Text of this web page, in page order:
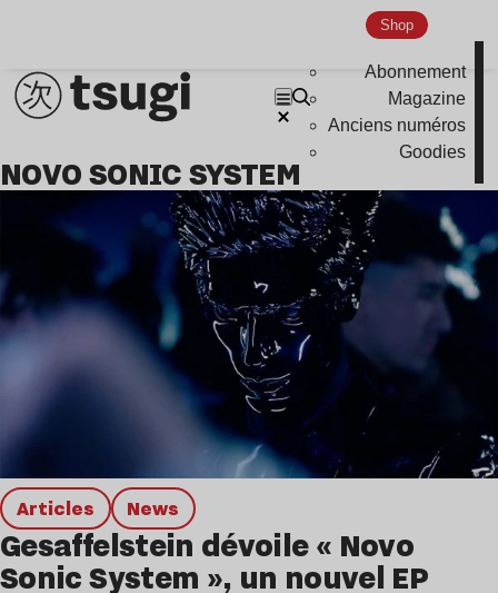
Shop
Abonnement
Magazine
Anciens numéros
Goodies
Indie
NOVO SONIC SYSTEM
Articles news
Gesaffelstein dévoile « Novo
Sonic System », un nouvel EP